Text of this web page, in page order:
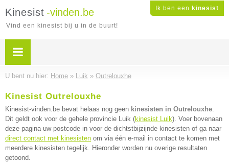
Ik ben een kinesist
Kinesist -vinden.be
Vind een kinesist bij u in de buurt!
U bent nu hier: Home » Luik » Outrelouxhe
Kinesist Outrelouxhe
Kinesist-vinden.be bevat helaas nog geen kinesisten in Outrelouxhe.
Dit geldt ook voor de gehele provincie Luik (kinesist Luik). Voer bovenaan
deze pagina uw postcode in voor de dichtstbijzijnde kinesisten of ga naar
direct contact met kinesisten om via één e-mail in contact te komen met
meerdere kinesisten tegelijk. Hieronder worden nu overige resultaten
getoond.